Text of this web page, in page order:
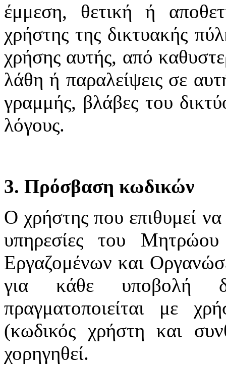
έμμεση, θετική ή
χρήστης της δικτυακής
χρήσης αυτής, από
λάθη ή παραλείψεις σε
γραμμής, βλάβες του
λόγους.
3. Πρόσβαση κωδικών
Ο χρήστης που επιθυμεί να
υπηρεσίες του Μητρώου
Εργαζομένων και
για κάθε υποβολή
πραγματοποιείται με
(κωδικός χρήστη και
χορηγηθεί.